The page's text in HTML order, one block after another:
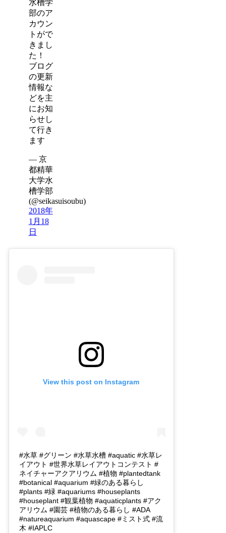
水槽学
部のア
カウン
トがで
きまし
た！
ブログ
の更新
情報な
どを主
にお知
らせし
て行き
ます
— 京
都精華
大学水
槽学部
(@seikasuisoubu)
2018年
1月18
日
View this post on Instagram
#水草 #グリーン #水草水槽 #aquatic #水草レ
イアウト #世界水草レイアウトコンテスト #
ネイチャーアクアリウム #植物 #plantedtank
#botanical #aquarium #緑のある暮らし
#plants #緑 #aquariums #houseplants
#houseplant #観葉植物 #aquaticplants #アク
アリウム #園芸 #植物のある暮らし #ADA
#natureaquarium #aquascape #ミスト式 #流
木 #IAPLC